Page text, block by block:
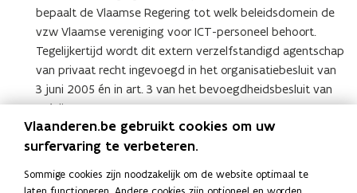
p
e
n
t
i
n
i
e
a
n
d
o
p
e
n
t
n
e
s
t
a
n
d
o
p
n
bepaalt de Vlaamse Regering tot welk beleidsdomein de
vzw Vlaamse vereniging voor ICT-personeel behoort.
Tegelijkertijd wordt dit extern verzelfstandigd agentschap
van privaat recht ingevoegd in het organisatiebesluit van
3 juni 2005 én in art. 3 van het bevoegdheidsbesluit van
13 juli 2009.
Bijlage 1: Samenwerkingsovereenkomst van de
Vlaamse Vereniging voor ICT-personeel, afgekort
Vlaanderen connect., en de Vlaamse Regering
P
D
Vlaanderen.be gebruikt cookies om uw
surfervaring te verbeteren.
Sommige cookies zijn noodzakelijk om de website optimaal te